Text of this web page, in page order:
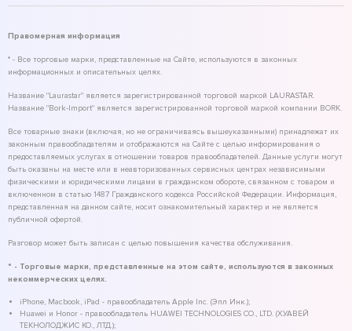
Правомерная информация
* - Все торговые марки, представленные на Сайте, используются в законных
информационных и описательных целях.
Название "Laurastar" является зарегистрированной торговой маркой LAURASTAR.
Название "Bork-Import" является зарегистрированной торговой маркой компании BORK.
Все товарные знаки (включая, но не ограничиваясь вышеуказанными) принадлежат их
законным правообладателям и отображаются на Сайте с целью информирования о
предоставляемых услугах в отношении товаров правообладателей. Данные услуги могут
быть оказаны на месте или в неавторизованных сервисных центрах независимыми
физическими и юридическими лицами в гражданском обороте, связанном с товаром и
включенном в статью 1487 Гражданского кодекса Российской Федерации. Информация,
представленная на данном сайте, носит ознакомительный характер и не является
публичной офертой.
Разговор может быть записан с целью повышения качества обслуживания.
* - Торговые марки, представленные на этом сайте, используются в законных
некоммерческих целях.
iPhone, Macbook, iPad - правообладатель Apple Inc. (Эпл Инк.);
Huawei и Honor - правообладатель HUAWEI TECHNOLOGIES CO., LTD. (ХУАВЕЙ
ТЕКНОЛОДЖИС КО., ЛТД.);